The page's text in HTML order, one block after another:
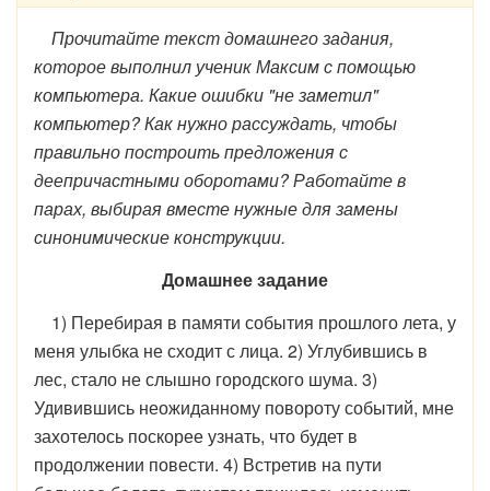
Прочитайте текст домашнего задания,
которое выполнил ученик Максим с помощью
компьютера. Какие ошибки "не заметил"
компьютер? Как нужно рассуждать, чтобы
правильно построить предложения с
деепричастными оборотами? Работайте в
парах, выбирая вместе нужные для замены
синонимические конструкции.
Домашнее задание
1) Перебирая в памяти события прошлого лета, у
меня улыбка не сходит с лица. 2) Углубившись в
лес, стало не слышно городского шума. 3)
Удивившись неожиданному повороту событий, мне
захотелось поскорее узнать, что будет в
продолжении повести. 4) Встретив на пути